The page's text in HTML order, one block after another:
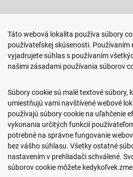
Arm. gen. Svobodu 23/A
080 01 Prešov
0917 466 578
sekcovpredajna@doroka.sk
Pon-Ned: 9:00 - 20:00
Podmienky nákupu
Táto webová lokalita používa súbory
používateľskej skúsenosti. Používaním
vyjadrujete súhlas s používaním
našimi zásadami používania súborov
Súbory cookie sú malé textové súbory,
umiestňujú vami navštívené webové
používajú súbory cookie na uľahčenie
vykonania určitých funkcií
potrebné na správne fungovanie
bez vášho súhlasu. Všetky ostatné
nastavením v prehliadači schválené.
súborov cookie môžete kedykoľvek